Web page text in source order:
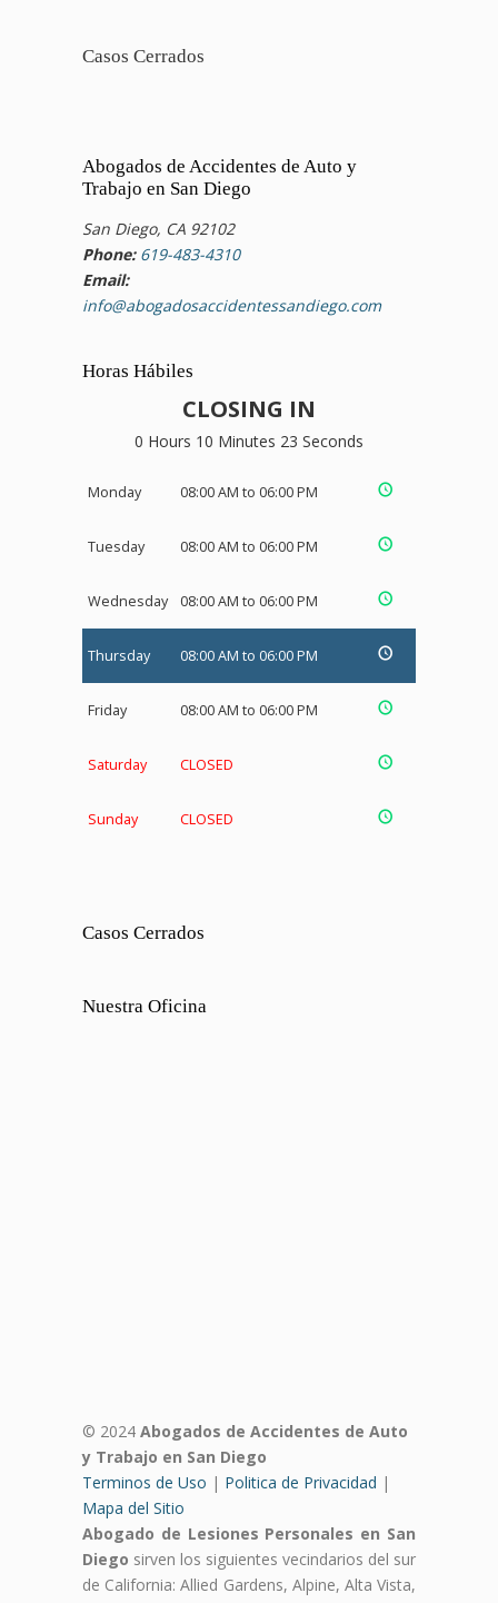
Casos Cerrados
Abogados de Accidentes de Auto y
Trabajo en San Diego
San Diego, CA 92102
Phone: 619-483-4310
Email:
info@abogadosaccidentessandiego.com
Horas Hábiles
CLOSING IN
0 Hours 10 Minutes 22 Seconds
Monday 08:00 AM to 06:00 PM
Tuesday 08:00 AM to 06:00 PM
Wednesday 08:00 AM to 06:00 PM
Thursday 08:00 AM to 06:00 PM
Friday 08:00 AM to 06:00 PM
Saturday CLOSED
Sunday CLOSED
Casos Cerrados
Nuestra Oficina
© 2024 Abogados de Accidentes de Auto
y Trabajo en San Diego
Terminos de Uso | Politica de Privacidad |
Mapa del Sitio
Abogado de Lesiones Personales en San
Diego sirven los siguientes vecindarios del sur
de California: Allied Gardens, Alpine, Alta Vista,